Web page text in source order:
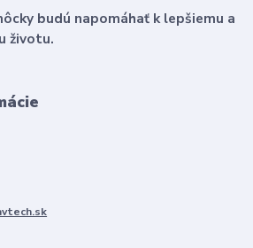
budú napomáhať k lepšiemu a
životu.